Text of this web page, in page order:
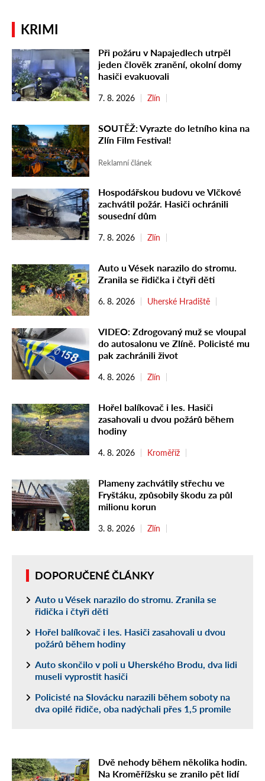
KRIMI
Při požáru v Napajedlech utrpěl
jeden člověk zranění, okolní domy
hasiči evakuovali
7. 8. 2026 Zlín
SOUTĚŽ: Vyrazte do letního kina na
Zlín Film Festival!
Reklamní článek
Hospodářskou budovu ve Vlčkové
zachvátil požár. Hasiči ochránili
sousední dům
7. 8. 2026 Zlín
Auto u Vések narazilo do stromu.
Zranila se řidička i čtyři děti
6. 8. 2026 Uherské Hradiště
VIDEO: Zdrogovaný muž se vloupal
do autosalonu ve Zlíně. Policisté mu
pak zachránili život
4. 8. 2026 Zlín
Hořel balíkovač i les. Hasiči
zasahovali u dvou požárů během
hodiny
4. 8. 2026 Kroměříž
Plameny zachvátily střechu ve
Fryštáku, způsobily škodu za půl
milionu korun
3. 8. 2026 Zlín
DOPORUČENÉ ČLÁNKY
Auto u Vések narazilo do stromu. Zranila se
řidička i čtyři děti
Hořel balíkovač i les. Hasiči zasahovali u dvou
požárů během hodiny
Auto skončilo v poli u Uherského Brodu, dva lidi
museli vyprostit hasiči
Policisté na Slovácku narazili během soboty na
dva opilé řidiče, oba nadýchali přes 1,5 promile
Dvě nehody během několika hodin.
Na Kroměřížsku se zranilo pět lidí